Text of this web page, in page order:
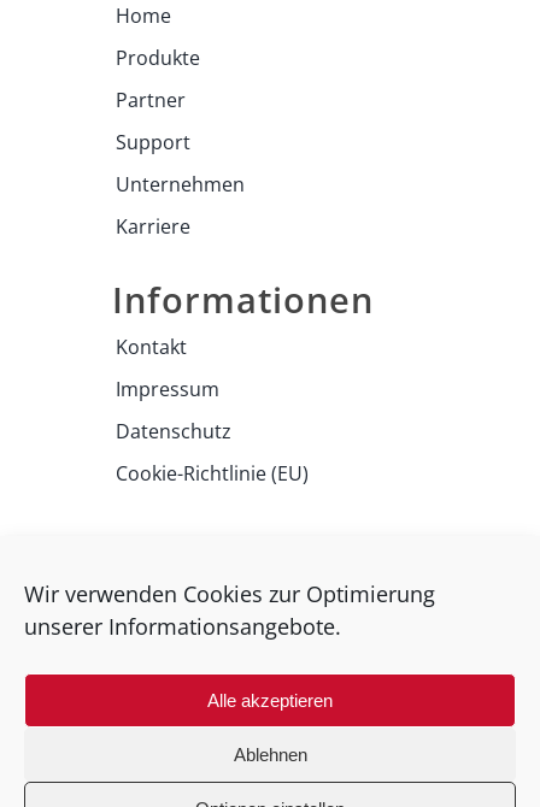
Wir verwenden Cookies zur Optimierung
unserer Informationsangebote.
Alle akzeptieren
Ablehnen
Home
Produkte
Partner
Support
Unternehmen
Karriere
Informationen
Kontakt
Impressum
Datenschutz
Cookie-Richtlinie (EU)
Dornhofstraße 67-69
63263 Neu-Isenburg
Telefon: +49 (0) 6102 / 751 98-0
Fax: +49 (0) 6102 / 751 98-99
conpal GmbH